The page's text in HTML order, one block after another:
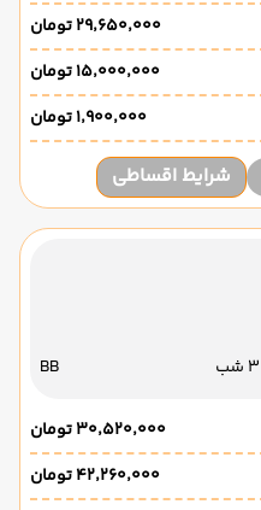
۲۹٬۶۵۰٬۰۰۰ تومان
۱۵٬۰۰۰٬۰۰۰ تومان
۱٬۹۰۰٬۰۰۰ تومان
شرایط اقساطی
3 شب BB
۳۰٬۵۲۰٬۰۰۰ تومان
۴۲٬۲۶۰٬۰۰۰ تومان